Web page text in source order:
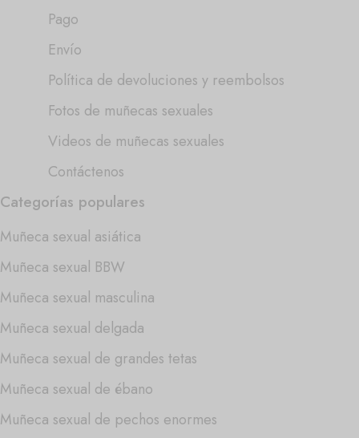
Pago
Envío
Política de devoluciones y reembolsos
Fotos de muñecas sexuales
Videos de muñecas sexuales
Contáctenos
Categorías populares
Muñeca sexual asiática
Muñeca sexual BBW
Muñeca sexual masculina
Muñeca sexual delgada
Muñeca sexual de grandes tetas
Muñeca sexual de ébano
Muñeca sexual de pechos enormes